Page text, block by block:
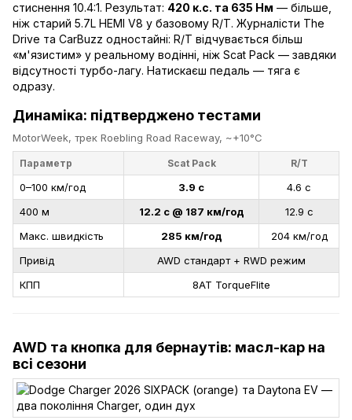
стиснення 10.4:1. Результат: 420 к.с. та 635 Нм — більше,
ніж старий 5.7L HEMI V8 у базовому R/T. Журналісти The
Drive та CarBuzz одностайні: R/T відчувається більш
«м'язистим» у реальному водінні, ніж Scat Pack — завдяки
відсутності турбо-лагу. Натискаєш педаль — тяга є
одразу.
Динаміка: підтверджено тестами
MotorWeek, трек Roebling Road Raceway, ~+10°C
Параметр Scat Pack R/T
0–100 км/год 3.9 с
4.6 с
400 м
12.2 с @ 187 км/год
12.9 с
Макс. швидкість
285 км/год
204 км/год
Привід
AWD стандарт + RWD режим
КПП
8AT TorqueFlite
AWD та кнопка для бернаутів: масл-кар на
всі сезони